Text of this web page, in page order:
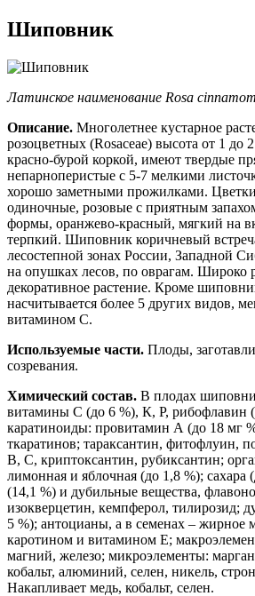
Шиповник
Латинское наименование Rosa
Описание. Многолетнее кустарное
розоцветных (Rosaceae) высота от 1 до
красно-бурой коркой, имеют твердые
непарноперистые с 5-7 мелкими
хорошо заметными прожилками.
одиночные, розовые с приятным
формы, оранжево-красный, мягкий на
терпкий. Шиповник коричневый
лесостепной зонах России, Западной
на опушках лесов, по оврагам. Широко
декоративное растение. Кроме
насчитывается более 5 других видов,
витамином С.
Используемые части. Плоды,
созревания.
Химический состав. В плодах
витамины С (до 6 %), К, Р, рибофлавин
каратиноиды: провитамин А (до 18 мг
ткаратинов; тараксантин, фитофлуин,
В, С, криптоксантин, рубиксантин;
лимонная и яблочная (до 1,8 %); сахара
(14,1 %) и дубильные вещества,
изокверцетин, кемпферол, тилирозид;
5 %); антоцианы, а в семенах – жирное
каротином и витамином Е;
магний, железо; микроэлементы:
кобальт, алюминий, селен, никель,
Накапливает медь, кобальт, селен.